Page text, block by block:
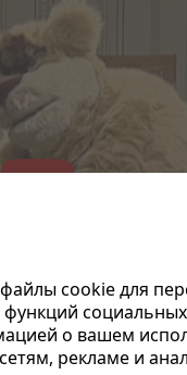
(29)
cookie для
функций
о вашем
рекламе и